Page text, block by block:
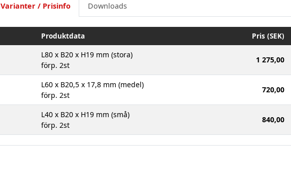
Varianter / Prisinfo Downloads
Produktdata Pris (SEK)
L80 x B20 x H19 mm (stora)
förp. 2st
1 275,00
L60 x B20,5 x 17,8 mm (medel)
förp. 2st
720,00
L40 x B20 x H19 mm (små)
förp. 2st
840,00